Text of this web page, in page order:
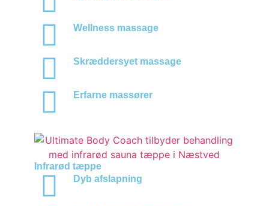
Wellness massage
Skræddersyet massage
Erfarne massører
Infrarød tæppe
Dyb afslapning